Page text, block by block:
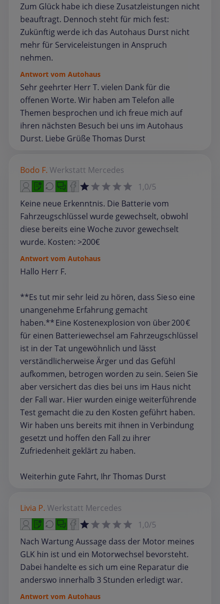
Zum Glück habe ich diese Zusatzleistungen nicht
beauftragt. Dennoch steht für mich fest:
Zukünftig werde ich das Autohaus Durst nicht
mehr für Serviceleistungen in Anspruch
nehmen.
Antwort vom Autohaus
Sehr geehrter Herr T. vielen Dank für die
offenen Worte. Wir haben am Telefon alle
Themen besprochen und ich freue mich auf
ihren nächsten Besuch bei uns im Autohaus
Durst. Liebe Grüße Thomas Durst
Bodo F. Werkstatt Mercedes
1,0/5
Keine neue Erkenntnis. Die Batterie vom
Fahrzeugschlüssel wurde gewechselt, obwohl
diese bereits eine Woche zuvor gewechselt
wurde. Kosten: >200€
Antwort vom Autohaus
Hallo Herr F.
**Es tut mir sehr leid zu hören, dass Sie so eine
unangenehme Erfahrung gemacht
haben.** Eine Kostenexplosion von über 200 €
für einen Batteriewechsel am Fahrzeugschlüssel
ist in der Tat ungewöhnlich und lässt
verständlicherweise Ärger und das Gefühl
aufkommen, betrogen worden zu sein. Seien Sie
aber versichert das dies bei uns im Haus nicht
der Fall war. Hier wurden einige weiterführende
Test gemacht die zu den Kosten geführt haben.
Wir haben uns bereits mit ihnen in Verbindung
gesetzt und hoffen den Fall zu ihrer
Zufriedenheit geklärt zu haben.
Weiterhin gute Fahrt, Ihr Thomas Durst
Livia P. Werkstatt Mercedes
1,0/5
Nach Wartung Aussage dass der Motor meines
GLK hin ist und ein Motorwechsel bevorsteht.
Dabei handelte es sich um eine Reparatur die
anderswo innerhalb 3 Stunden erledigt war.
Antwort vom Autohaus